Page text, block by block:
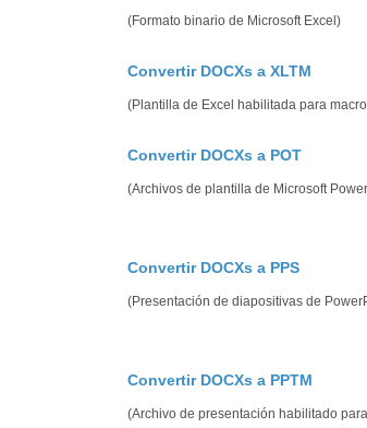
(Formato binario de Microsoft Excel)
Convertir DOCXs a XLTM
(Plantilla de Excel habilitada para
Convertir DOCXs a POT
(Archivos de plantilla de Microsoft
Convertir DOCXs a PPS
(Presentación de diapositivas de
Convertir DOCXs a PPTM
(Archivo de presentación habilitado para